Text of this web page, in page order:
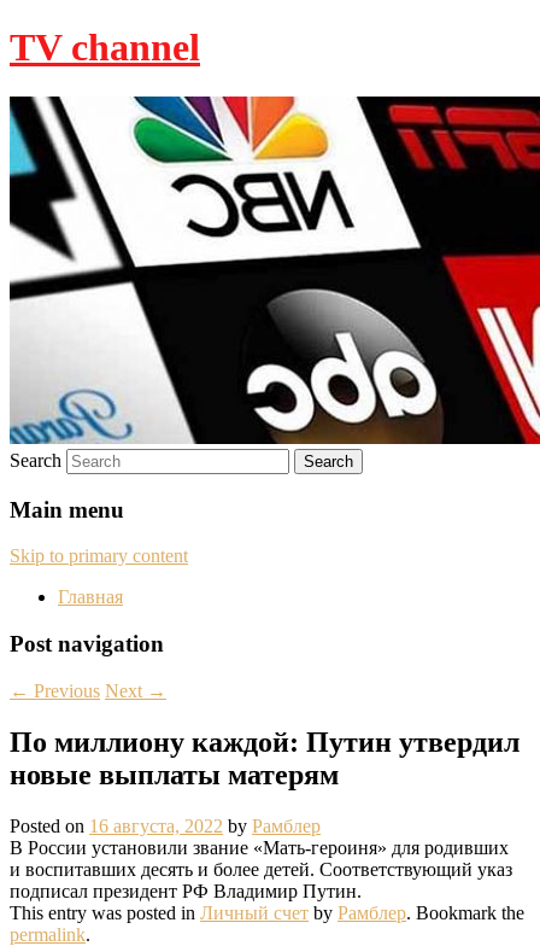
TV channel
Search
Main menu
Skip to primary content
Главная
Post navigation
← Previous Next →
По миллиону каждой: Путин утвердил
новые выплаты матерям
Posted on 16 августа, 2022 by Рамблер
В России установили звание «Мать-героиня» для родивших
и воспитавших десять и более детей. Соответствующий указ
подписал президент РФ Владимир Путин.
This entry was posted in Личный счет by Рамблер. Bookmark the
permalink.